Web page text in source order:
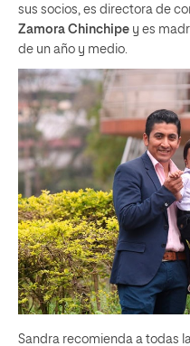
sus socios, es directora de
Zamora Chinchipe y es
de un año y medio.
Sandra recomienda a todas